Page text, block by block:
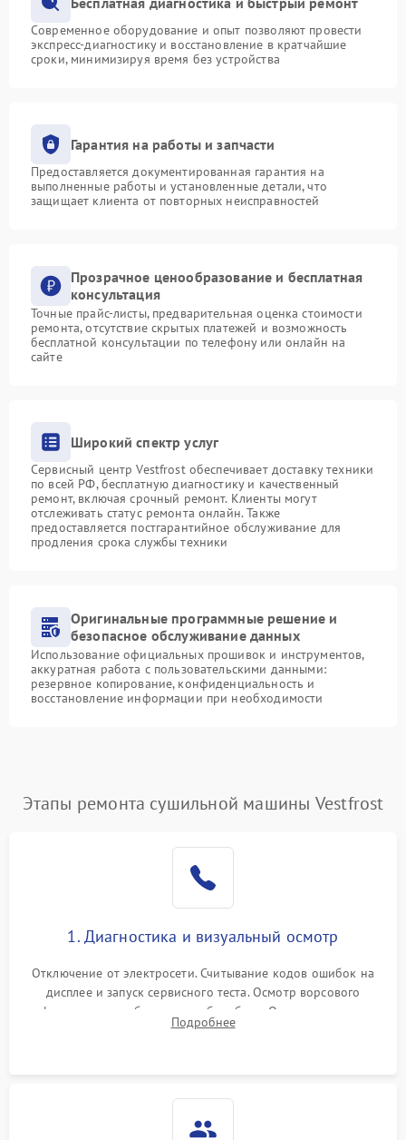
Современное оборудование и опыт позволяют провести
экспресс-диагностику и восстановление в кратчайшие
сроки, минимизируя время без устройства
Гарантия на работы и запчасти
Предоставляется документированная гарантия на
выполненные работы и установленные детали, что
защищает клиента от повторных неисправностей
Прозрачное ценообразование и бесплатная
консультация
Точные прайс-листы, предварительная оценка стоимости
ремонта, отсутствие скрытых платежей и возможность
бесплатной консультации по телефону или онлайн на
сайте
Широкий спектр услуг
Сервисный центр Vestfrost обеспечивает доставку техники
по всей РФ, бесплатную диагностику и качественный
ремонт, включая срочный ремонт. Клиенты могут
отслеживать статус ремонта онлайн. Также
предоставляется постгарантийное обслуживание для
продления срока службы техники
Оригинальные программные решение и
безопасное обслуживание данных
Использование официальных прошивок и инструментов,
аккуратная работа с пользовательскими данными:
резервное копирование, конфиденциальность и
восстановление информации при необходимости
Этапы ремонта сушильной машины Vestfrost
1. Диагностика и визуальный осмотр
Отключение от электросети. Считывание кодов ошибок на
дисплее и запуск сервисного теста. Осмотр ворсового
фильтра, теплообменника и барабана. Опрос клиента о
неисправностях (не сушит, не крутит барабан, сильно шумит
Подробнее